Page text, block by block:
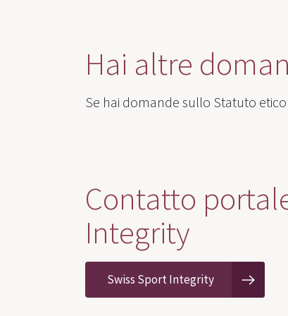
Hai altre
Se hai domande sullo Statuto
Contatto
Integrity
Swiss Sport Integrity